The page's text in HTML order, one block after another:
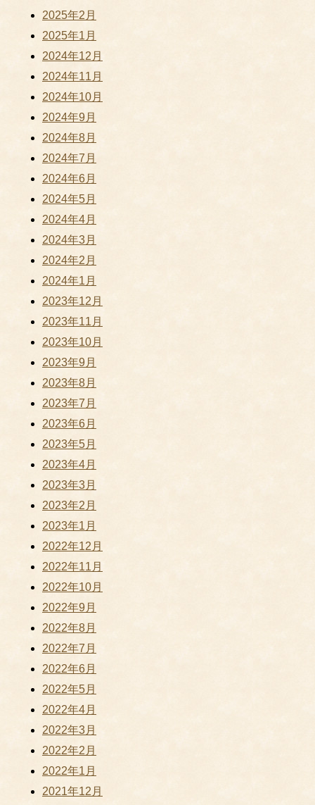
2025年2月
2025年1月
2024年12月
2024年11月
2024年10月
2024年9月
2024年8月
2024年7月
2024年6月
2024年5月
2024年4月
2024年3月
2024年2月
2024年1月
2023年12月
2023年11月
2023年10月
2023年9月
2023年8月
2023年7月
2023年6月
2023年5月
2023年4月
2023年3月
2023年2月
2023年1月
2022年12月
2022年11月
2022年10月
2022年9月
2022年8月
2022年7月
2022年6月
2022年5月
2022年4月
2022年3月
2022年2月
2022年1月
2021年12月